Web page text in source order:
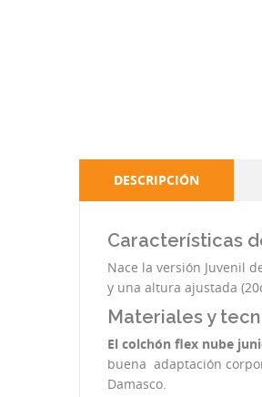
DESCRIPCIÓN
Características
Nace la versión Juvenil
y una altura ajustada
Materiales y
El colchón flex nube
buena adaptación
Damasco.